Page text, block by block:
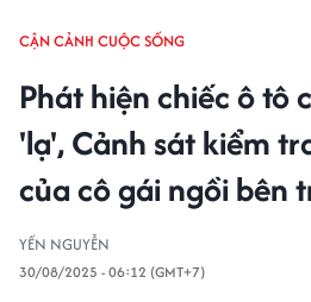
CẬN CẢNH CUỘC SỐNG
Phát hiện chiếc ô tô
'lạ', Cảnh sát kiểm
của cô gái ngồi bên
YẾN NGUYỄN
30/08/2025 - 06:12 (GMT+7)